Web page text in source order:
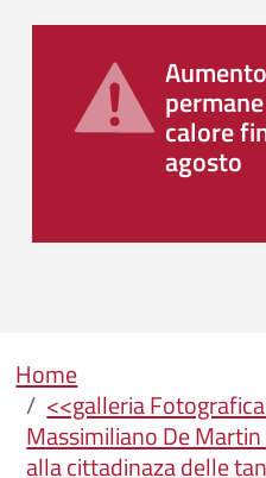
calore
agosto
Briciole di pane
Home
<<galleria
Massimiliano De
alla cittadinaza delle